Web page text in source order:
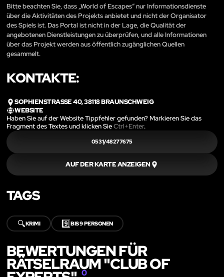
Bitte beachten Sie, dass „World of Escapes“ nur Informationsdienste
über die Aktivitäten des Projekts anbietet und nicht der Organisator
des Spiels ist. Das Portal ist nicht in der Lage, die Qualität der
angebotenen Dienstleistungen zu überprüfen, und alle Informationen
über das Projekt werden aus öffentlich zugänglichen Quellen
gesammelt.
KONTAKTE:
SOPHIENSTRASSE 40, 38118 BRAUNSCHWEIG
WEBSITE
Haben Sie auf der Website Tippfehler gefunden? Markieren Sie das
Fragment des Textes und klicken SieCtrl+Enter.
0531/48277675
AUF DER KARTE ANZEIGEN
TAGS
🔍KRIMI 9️⃣BIS 9 PERSONEN
BEWERTUNGEN FÜR
RÄTSELRAUM "CLUB OF
0